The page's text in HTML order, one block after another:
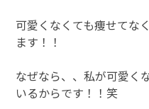
可愛くなくても痩せてな
ます！！
なぜなら、、私が可愛く
いるからです！！笑